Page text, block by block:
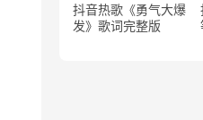
抖音热歌《勇气大爆
发》歌词完整版